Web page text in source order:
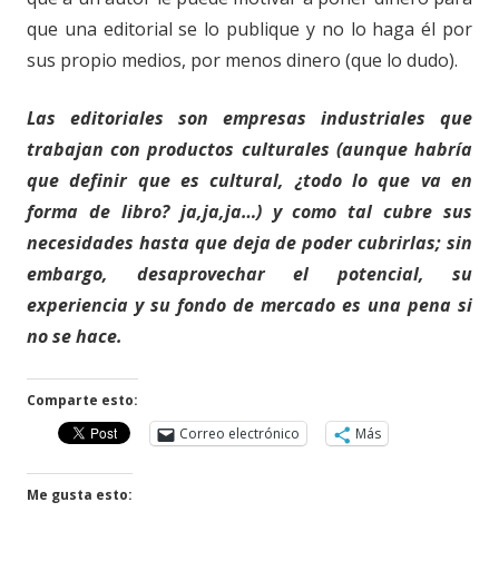
que una editorial se lo publique y no lo haga él por
sus propio medios, por menos dinero (que lo dudo).
Las editoriales son empresas industriales que
trabajan con productos culturales (aunque habría
que definir que es cultural, ¿todo lo que va en
forma de libro? ja,ja,ja…) y como tal cubre sus
necesidades hasta que deja de poder cubrirlas; sin
embargo, desaprovechar el potencial, su
experiencia y su fondo de mercado es una pena si
no se hace.
Comparte esto:
Correo electrónico
Más
Me gusta esto: